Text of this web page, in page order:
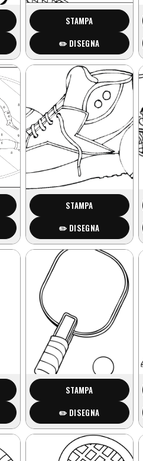
STAMPA
✏️ DISEGNA
STAMPA
✏️ DISEGNA
STAMPA
✏️ DISEGNA